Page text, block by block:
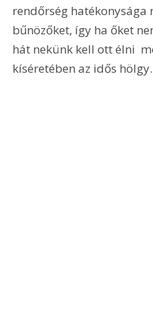
rendőrség hatékonysága
bűnözőket, így ha őket
hát nekünk kell ott élni 
kíséretében az idős hölgy.